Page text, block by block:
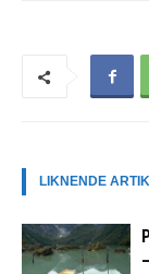
LIKNENDE